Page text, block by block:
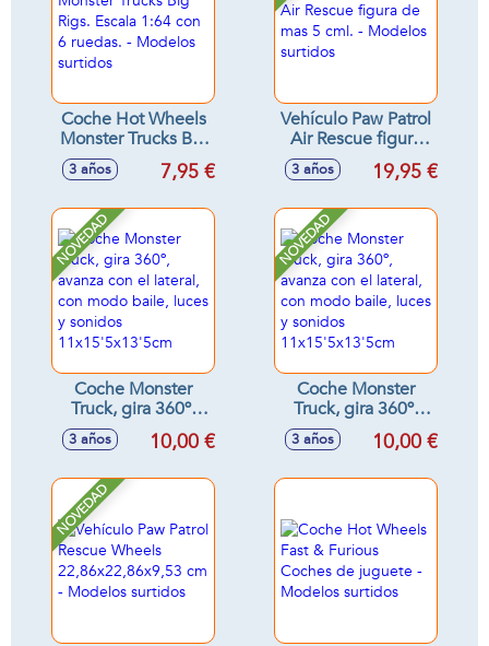
Coche Hot Wheels
Monster Trucks Big
Rigs. Escala 1:64
con 6 ruedas. -
3 años 7,95 €
Vehículo Paw Patrol
Air Rescue figura
de mas 5 cml. -
Modelos surtidos
3 años 19,95 €
NOVEDAD
Coche Monster
Truck, gira 360º,
avanza con el
lateral, con modo
sonidos
11x15'5x13'5cm
3 años 10,00 €
NOVEDAD
Coche Monster
Truck, gira 360º,
avanza con el
lateral, con modo
3 años 10,00 €
NOVEDAD